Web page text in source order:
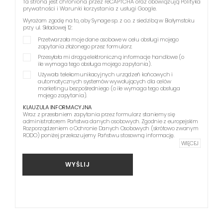
prywatności i Warunki korzystania z usługi Google.
Wyrażam zgodę na to, aby Synage sp. z o.o. z siedzibą w Białymstoku
przy ul. Składowej 12:
Przetwarzała moje dane osobowe w celu obsługi mojego
zapytania złożonego przez formularz.
Przesyłała mi drogą elektroniczną informacje handlowe (o
ile wymaga tego obsługa mojego zapytania).
Używała telekomunikacyjnych urządzeń końcowych i
automatycznych systemów wywołujących dla celów
marketingu bezpośredniego (o ile wymaga tego obsługa
mojego zapytania).
KLAUZULA INFORMACYJNA
Wraz z przesłaniem zapytania przez formularz staniemy się
administratorem Państwa danych osobowych. Zgodnie z europejskim
Rozporządzeniem o Ochronie Danych Osobowych (skrótowo zwanym
RODO) poniżej przekazujemy Państwu stosowną informację.
WIĘCEJ
WYŚLIJ